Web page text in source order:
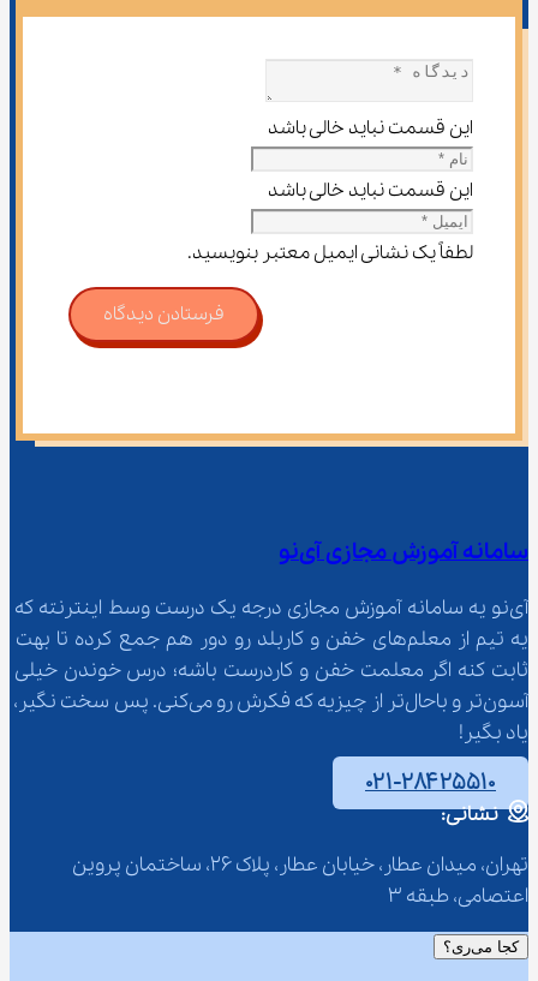
این قسمت نباید خالی باشد
این قسمت نباید خالی باشد
لطفاً یک نشانی ایمیل معتبر بنویسید.
فرستادن دیدگاه
سامانه آموزش مجازی آی‌نو
آی‌نو یه سامانه آموزش مجازی درجه یک درست وسط اینترنته که
یه تیم از معلم‌‌های خفن و کاربلد رو دور هم جمع کرده تا بهت
ثابت کنه اگر معلمت خفن و کاردرست باشه؛ درس خوندن خیلی
آسون‌تر و باحال‌تر از چیزیه که فکرش رو می‌کنی. پس سخت نگیر،
یاد بگیر!
۰۲۱-۲۸۴۲۵۵۱۰
نشانی:
تهران، میدان عطار، خیابان عطار، پلاک 26، ساختمان پروین
اعتصامی، طبقه 3
کجا می‌ری؟